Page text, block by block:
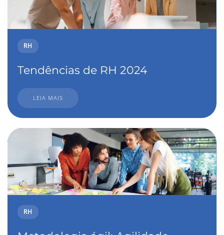
RH
Tendências de RH 2024
LEIA MAIS
RH